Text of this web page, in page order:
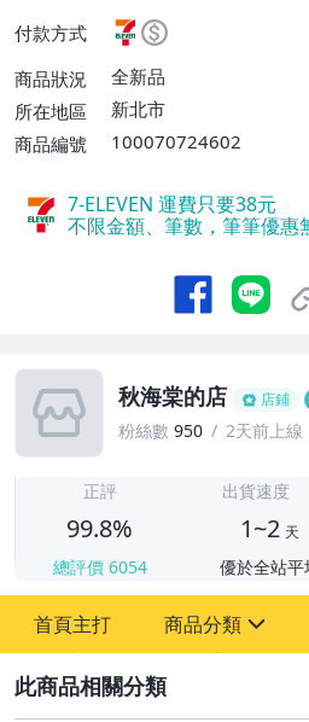
掛號【單件運費$60】
【免運費】
付款方式
商品狀況
全新品
所在地區
新北市
商品編號
100070724602
7-ELEVEN 運費只要38元
不限金額、筆數，筆筆優惠
秋海棠的店 店鋪
粉絲數 950 2天前上線
正評
99.8%
總評價 6054
出貨速度
1~2 天
優於全站平
首頁主打 商品分類
其它